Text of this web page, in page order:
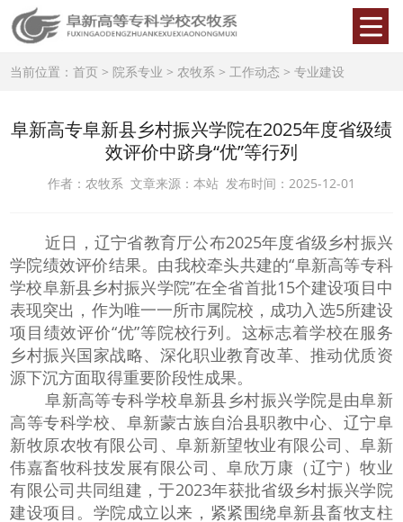
当前位置：首页 > 院系专业 >农牧系 >工作动态 >专业建设
阜新高专阜新县乡村振兴学院在2025年度省级绩
效评价中跻身“优”等行列
作者：农牧系 文章来源：本站 发布时间：2025-12-01
近日，辽宁省教育厅公布2025年度省级乡村振兴
学院绩效评价结果。由我校牵头共建的“阜新高等专科
学校阜新县乡村振兴学院”在全省首批15个建设项目中
表现突出，作为唯一一所市属院校，成功入选5所建设
项目绩效评价“优”等院校行列。这标志着学校在服务
乡村振兴国家战略、深化职业教育改革、推动优质资
源下沉方面取得重要阶段性成果。
阜新高等专科学校阜新县乡村振兴学院是由阜新
高等专科学校、阜新蒙古族自治县职教中心、辽宁阜
新牧原农牧有限公司、阜新新望牧业有限公司、阜新
伟嘉畜牧科技发展有限公司、阜欣万康（辽宁）牧业
有限公司共同组建，于2023年获批省级乡村振兴学院
建设项目。学院成立以来，紧紧围绕阜新县畜牧支柱